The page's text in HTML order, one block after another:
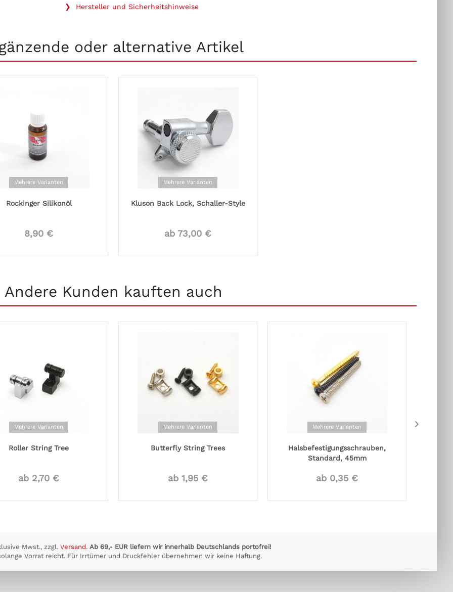
❯ Hersteller und Sicherheitshinweise
oder alternative Artikel
Mehrere Varianten
Rockinger Silikonöl
8,90 €
Mehrere Varianten
Kluson Back Lock, Schaller-Style
ab 73,00 €
Andere Kunden kauften auch
Mehrere Varianten
Roller String Tree
ab 2,70 €
Mehrere Varianten
Butterfly String Trees
ab 1,95 €
Mehrere Varianten
Halsbefestigungsschrauben,
Standard, 45mm
ab 0,35 €
Mwst., zzgl. Versand. Ab 69,- EUR liefern wir innerhalb Deutschlands portofrei!
Vorrat reicht. Für Irrtümer und Druckfehler übernehmen wir keine Haftung.